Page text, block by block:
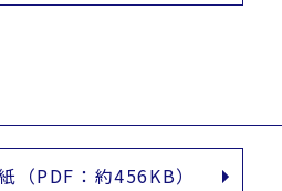
（PDF：約456KB）